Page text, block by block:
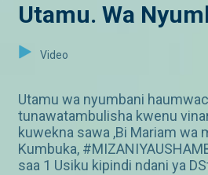
Utamu. Wa
Video
Utamu wa nyumbani
tunawatambulisha kwenu
kuwekna sawa ,Bi Mariam wa
Kumbuka,
saa 1 Usiku kipindi ndani ya